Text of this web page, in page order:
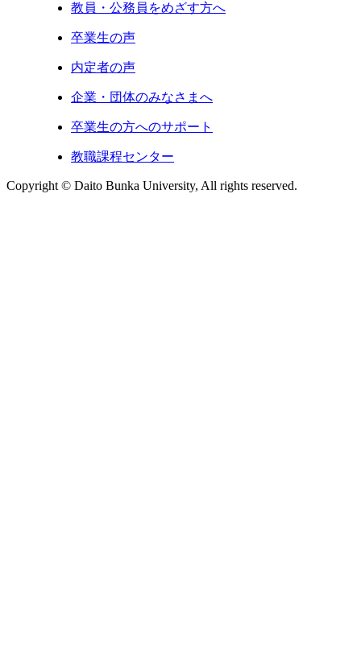
教員・公務員をめざす方へ
卒業生の声
内定者の声
企業・団体のみなさまへ
卒業生の方へのサポート
教職課程センター
Copyright © Daito Bunka University, All rights reserved.